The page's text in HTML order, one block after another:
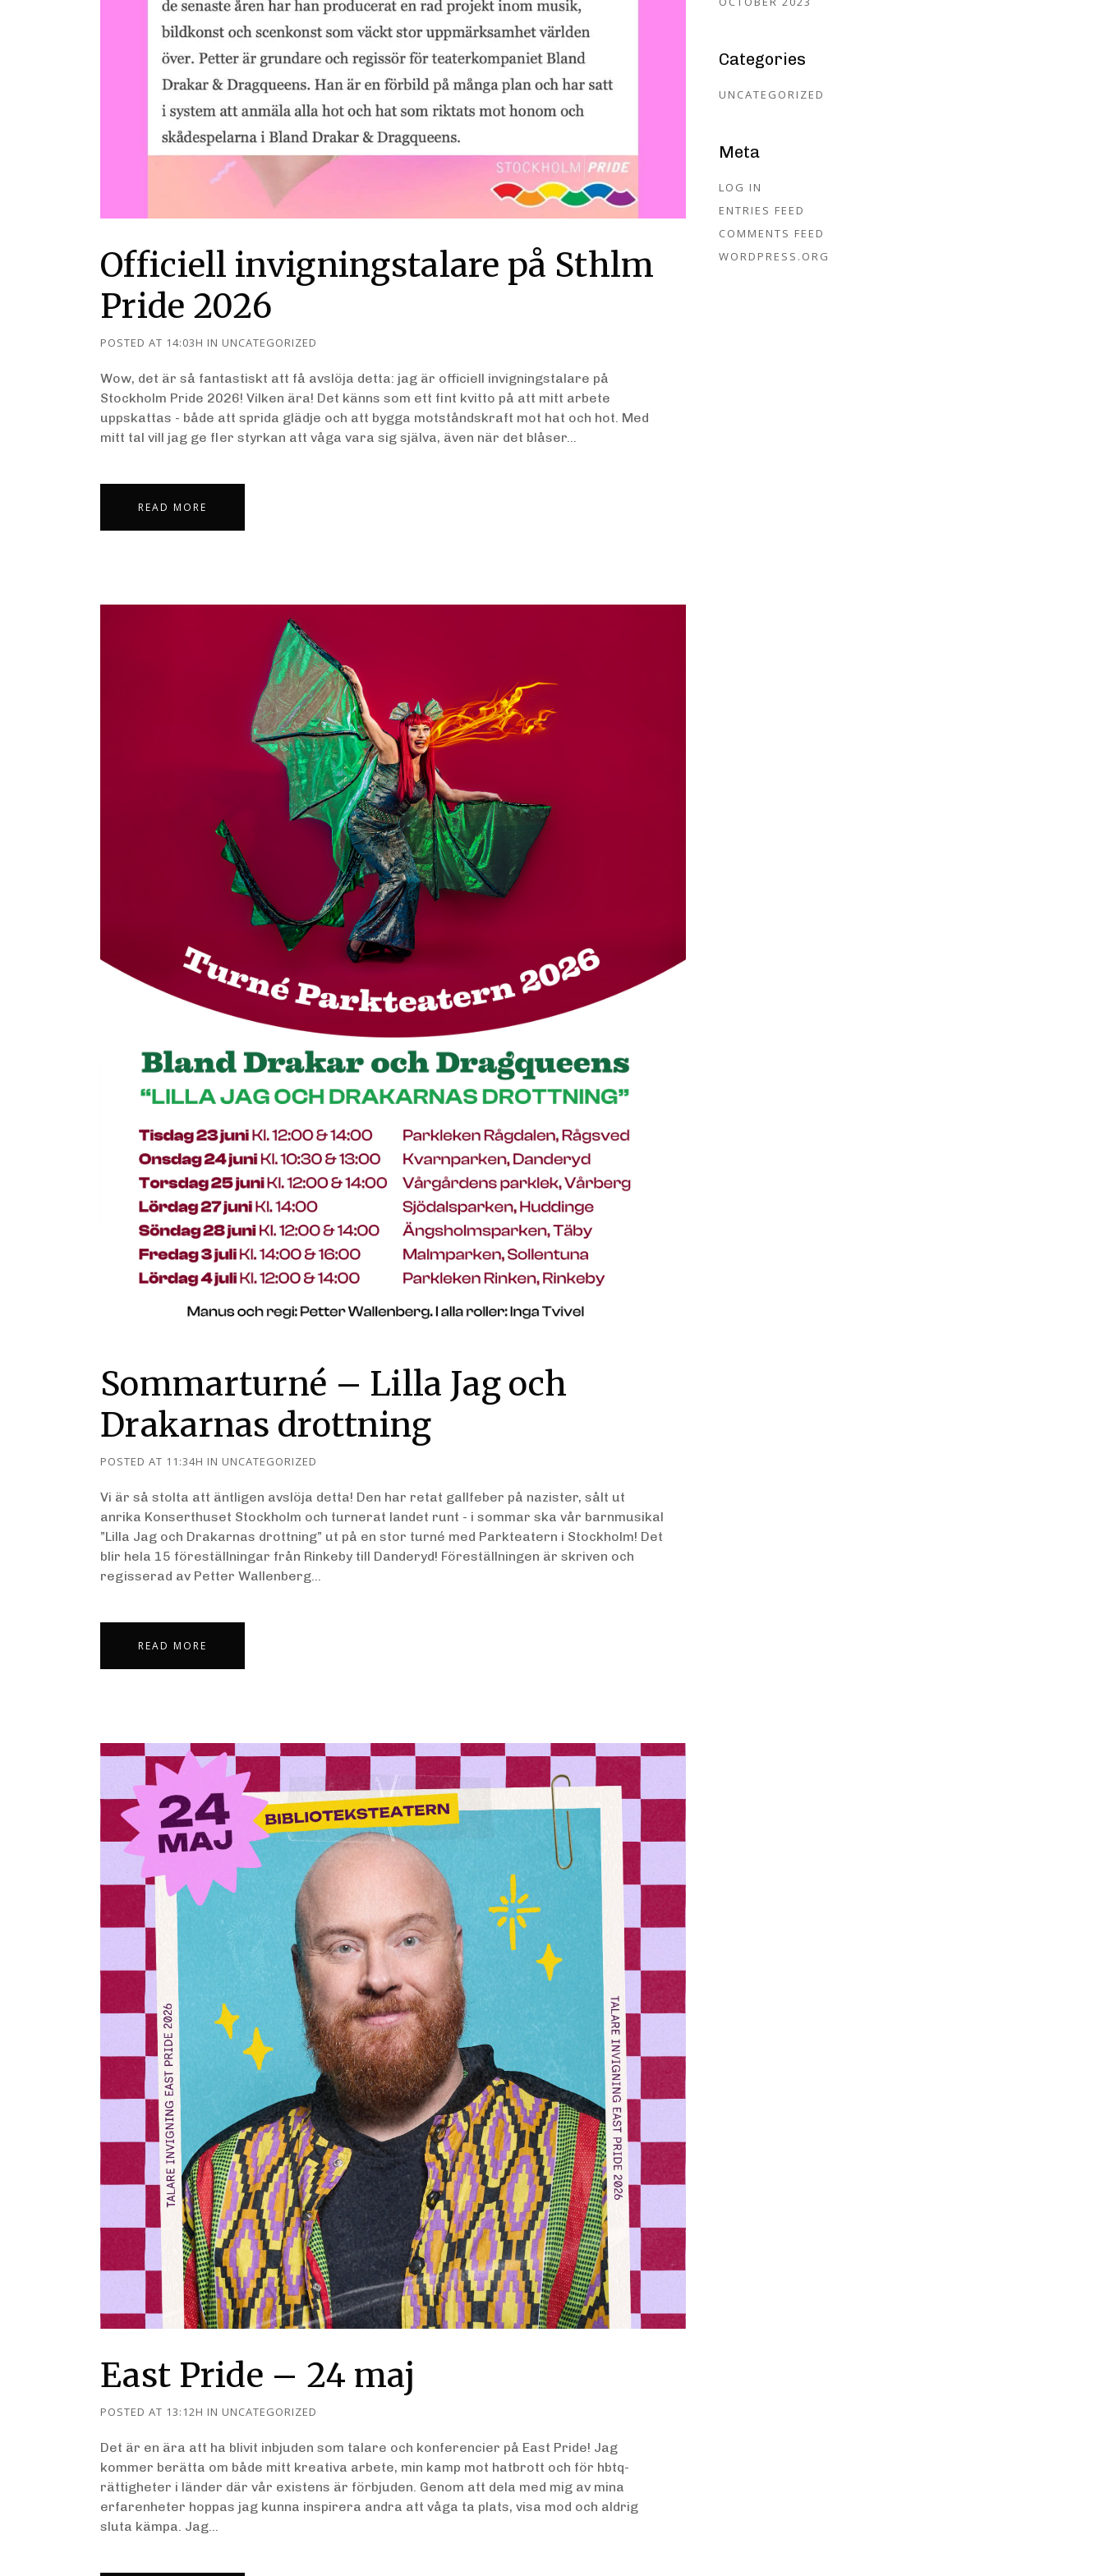
Officiell invigningstalare på Sthlm
Pride 2026
POSTED AT 14:03H IN UNCATEGORIZED
Wow, det är så fantastiskt att få avslöja detta: jag är officiell invigningstalare på
Stockholm Pride 2026! Vilken ära! Det känns som ett fint kvitto på att mitt arbete
uppskattas - både att sprida glädje och att bygga motståndskraft mot hat och hot. Med
mitt tal vill jag ge fler styrkan att våga vara sig själva, även när det blåser...
READ MORE
Sommarturné – Lilla Jag och
Drakarnas drottning
POSTED AT 11:34H IN UNCATEGORIZED
Vi är så stolta att äntligen avslöja detta! Den har retat gallfeber på nazister, sålt ut
anrika Konserthuset Stockholm och turnerat landet runt - i sommar ska vår barnmusikal
”Lilla Jag och Drakarnas drottning” ut på en stor turné med Parkteatern i Stockholm! Det
blir hela 15 föreställningar från Rinkeby till Danderyd! Föreställningen är skriven och
regisserad av Petter Wallenberg...
READ MORE
East Pride – 24 maj
POSTED AT 13:12H IN UNCATEGORIZED
Det är en ära att ha blivit inbjuden som talare och konferencier på East Pride! Jag
kommer berätta om både mitt kreativa arbete, min kamp mot hatbrott och för hbtq-
rättigheter i länder där vår existens är förbjuden. Genom att dela med mig av mina
erfarenheter hoppas jag kunna inspirera andra att våga ta plats, visa mod och aldrig
sluta kämpa. Jag...
Categories
UNCATEGORIZED
Meta
LOG IN
ENTRIES FEED
COMMENTS FEED
WORDPRESS.ORG